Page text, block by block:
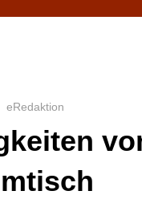
eRedaktion